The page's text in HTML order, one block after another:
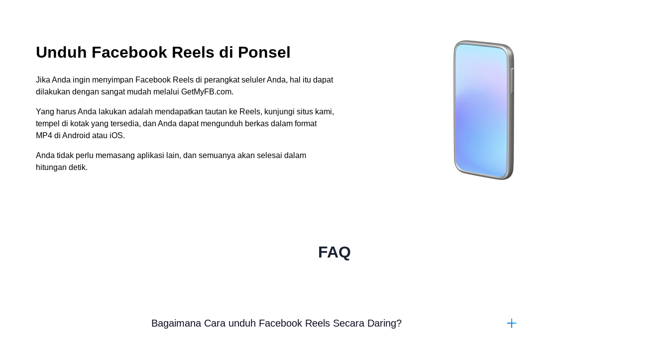
Unduh Facebook Reels di Ponsel
Jika Anda ingin menyimpan Facebook Reels di perangkat seluler Anda, hal itu dapat
dilakukan dengan sangat mudah melalui GetMyFB.com.
Yang harus Anda lakukan adalah mendapatkan tautan ke Reels, kunjungi situs kami,
tempel di kotak yang tersedia, dan Anda dapat mengunduh berkas dalam format
MP4 di Android atau iOS.
Anda tidak perlu memasang aplikasi lain, dan semuanya akan selesai dalam
hitungan detik.
FAQ
Bagaimana Cara unduh Facebook Reels Secara Daring?